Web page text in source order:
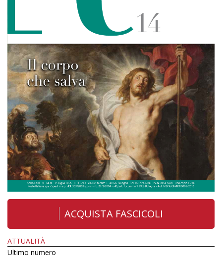
ACQUISTA FASCICOLI
ATTUALITÀ
Ultimo numero